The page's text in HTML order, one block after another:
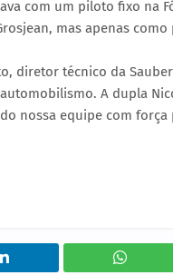
com um piloto fixo na
mas apenas
diretor técnico da
A dupla
nossa equipe com força